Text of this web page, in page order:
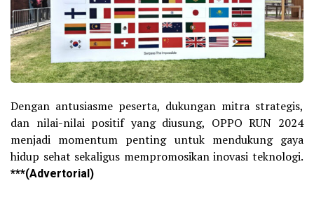
Dengan antusiasme peserta, dukungan mitra strategis,
dan nilai-nilai positif yang diusung, OPPO RUN 2024
menjadi momentum penting untuk mendukung gaya
hidup sehat sekaligus mempromosikan inovasi teknologi.
***(Advertorial)